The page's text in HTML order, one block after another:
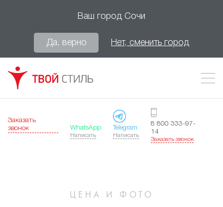
Ваш город Сочи
Да, верно Нет, сменить город
Заказать
звонок
WhatsApp
Написать
Telegram
Написать
8 800 333-97-
14
Заказать звонок
ЦЕНА И ФОТО